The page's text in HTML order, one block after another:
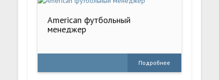
American футбольный
менеджер
Подробнее